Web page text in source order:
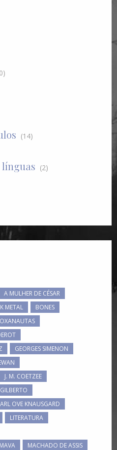
(14)
línguas (2)
A MULHER DE CÉSAR
METAL
BONES
GEORGES SIMENON
J. M. COETZEE
OVE KNAUSGARD
LITERATURA
MACHADO DE ASSIS